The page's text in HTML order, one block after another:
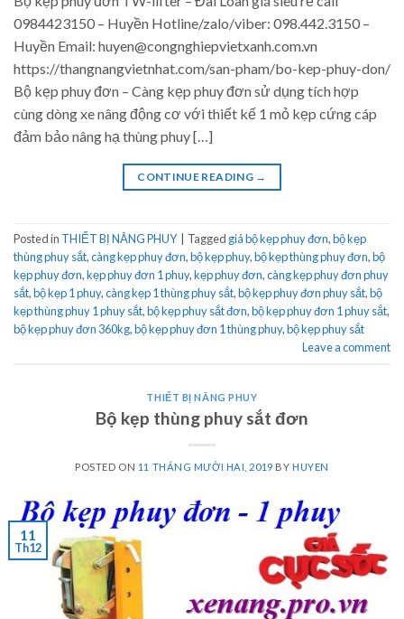
0984423150 – Huyền Hotline/zalo/viber: 098.442.3150 –
Huyền Email: huyen@congnghiepvietxanh.com.vn
https://thangnangvietnhat.com/san-pham/bo-kep-phuy-don/
Bộ kẹp phuy đơn – Càng kẹp phuy đơn sử dụng tích hợp
cùng dòng xe nâng động cơ với thiết kế 1 mỏ kẹp cứng cáp
đảm bảo nâng hạ thùng phuy […]
CONTINUE READING →
Posted in THIẾT BỊ NÂNG PHUY Tagged giá bộ kẹp phuy đơn,bộ kẹp
thùng phuy sắt,càng kẹp phuy đơn,bộ kẹp phuy,bộ kẹp thùng phuy đơn,bộ
kẹp phuy đơn,kẹp phuy đơn 1 phuy,kẹp phuy đơn,càng kẹp phuy đơn phuy
sắt,bộ kẹp 1 phuy,càng kẹp 1 thùng phuy sắt,bộ kẹp phuy đơn phuy sắt,bộ
kẹp thùng phuy 1 phuy sắt,bộ kẹp phuy sắt đơn,bộ kẹp phuy đơn 1 phuy sắt,
bộ kẹp phuy đơn 360kg,bộ kẹp phuy đơn 1 thùng phuy,bộ kẹp phuy sắt
Leave a comment
THIẾT BỊ NÂNG PHUY
Bộ kẹp thùng phuy sắt đơn
POSTED ON 11 THÁNG MƯỜI HAI, 2019 BY HUYEN
11
Th12